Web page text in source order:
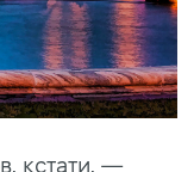
кстати, —